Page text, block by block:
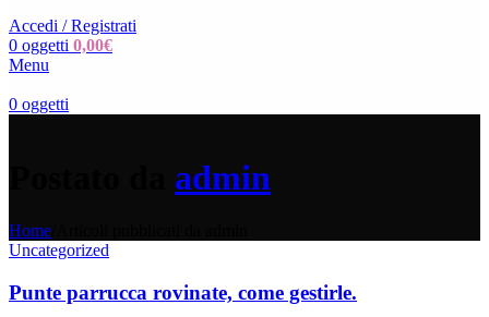
Accedi / Registrati
0 oggetti 0,00€
Menu
0 oggetti
admin
Home
Uncategorized
Punte parrucca rovinate, come gestirle.